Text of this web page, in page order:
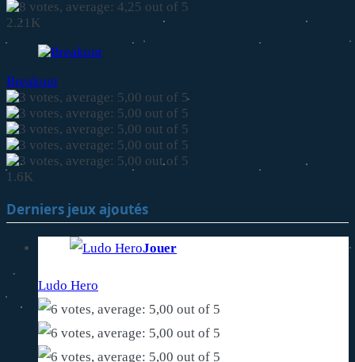
2.21K
Breakout
1.6K
Derniers jeux ajoutés
Jouer
Ludo Hero